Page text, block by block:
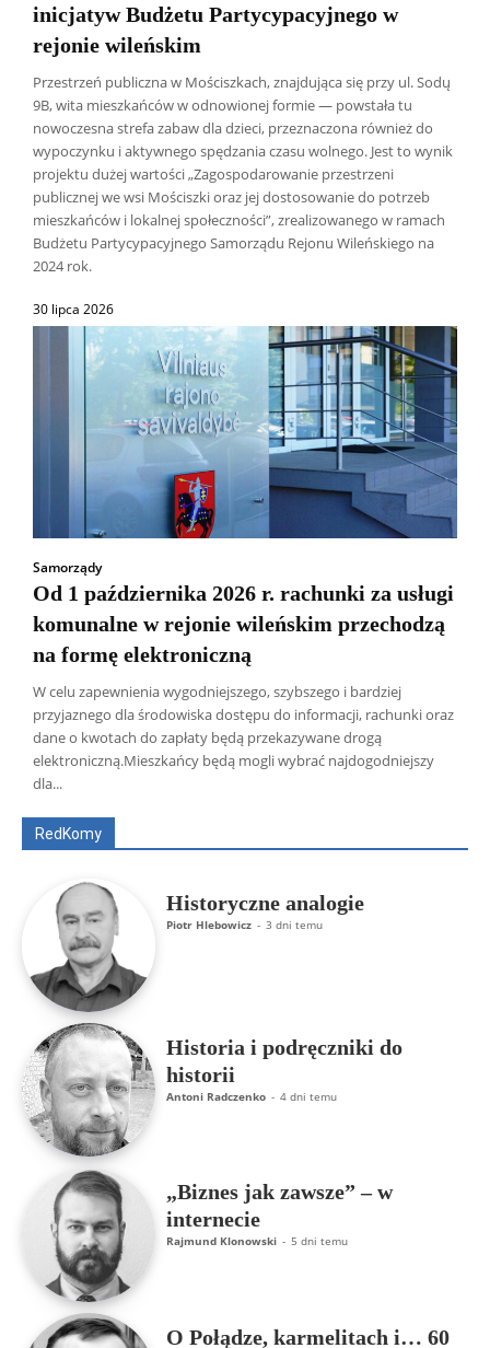
inicjatyw Budżetu Partycypacyjnego w
rejonie wileńskim
Przestrzeń publiczna w Mościszkach, znajdująca się przy ul. Sodų
9B, wita mieszkańców w odnowionej formie — powstała tu
nowoczesna strefa zabaw dla dzieci, przeznaczona również do
wypoczynku i aktywnego spędzania czasu wolnego. Jest to wynik
projektu dużej wartości „Zagospodarowanie przestrzeni
publicznej we wsi Mościszki oraz jej dostosowanie do potrzeb
mieszkańców i lokalnej społeczności”, zrealizowanego w ramach
Budżetu Partycypacyjnego Samorządu Rejonu Wileńskiego na
2024 rok.
30 lipca 2026
Samorządy
Od 1 października 2026 r. rachunki za usługi
komunalne w rejonie wileńskim przechodzą
na formę elektroniczną
W celu zapewnienia wygodniejszego, szybszego i bardziej
przyjaznego dla środowiska dostępu do informacji, rachunki oraz
dane o kwotach do zapłaty będą przekazywane drogą
elektroniczną.Mieszkańcy będą mogli wybrać najdogodniejszy
dla...
RedKomy
Wszyscy Aleksander Borowik
Antoni Radczenko
Artur Płokszto
Grzegorz Górny
Historyczne analogie
Piotr Hlebowicz - 3 dni temu
Historia i podręczniki do
historii
Antoni Radczenko - 4 dni temu
„Biznes jak zawsze” – w
internecie
Rajmund Klonowski - 5 dni temu
O Połądze, karmelitach i… 60